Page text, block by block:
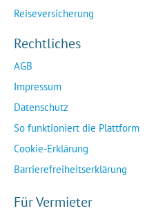
Reiseversicherung
Rechtliches
AGB
Impressum
Datenschutz
So funktioniert die Plattform
Cookie-Erklärung
Barrierefreiheitserklärung
Für Vermieter